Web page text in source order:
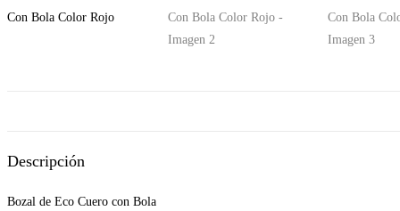
Bola
Descripción
Bozal de Eco Cuero con Bola